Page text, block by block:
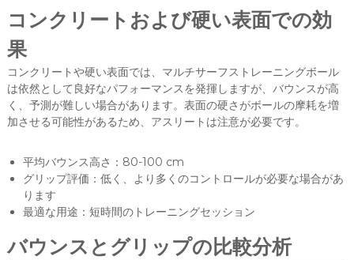
コンクリートおよび硬い表面での効
果
コンクリートや硬い表面では、マルチサーフストレーニングボール
は依然として良好なパフォーマンスを発揮しますが、バウンスが高
く、予測が難しい場合があります。表面の硬さがボールの摩耗を増
加させる可能性があるため、アスリートは注意が必要です。
平均バウンス高さ：80-100 cm
グリップ評価：低く、より多くのコントロールが必要な場合があ
ります
最適な用途：短時間のトレーニングセッション
バウンスとグリップの比較分析